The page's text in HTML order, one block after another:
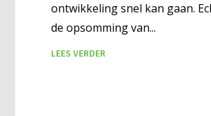
ontwikkeling snel kan gaan.
de opsomming van
LEES VERDER